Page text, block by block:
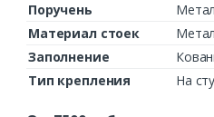
Поручень
Материал стоек
Заполнение
Тип крепления
На